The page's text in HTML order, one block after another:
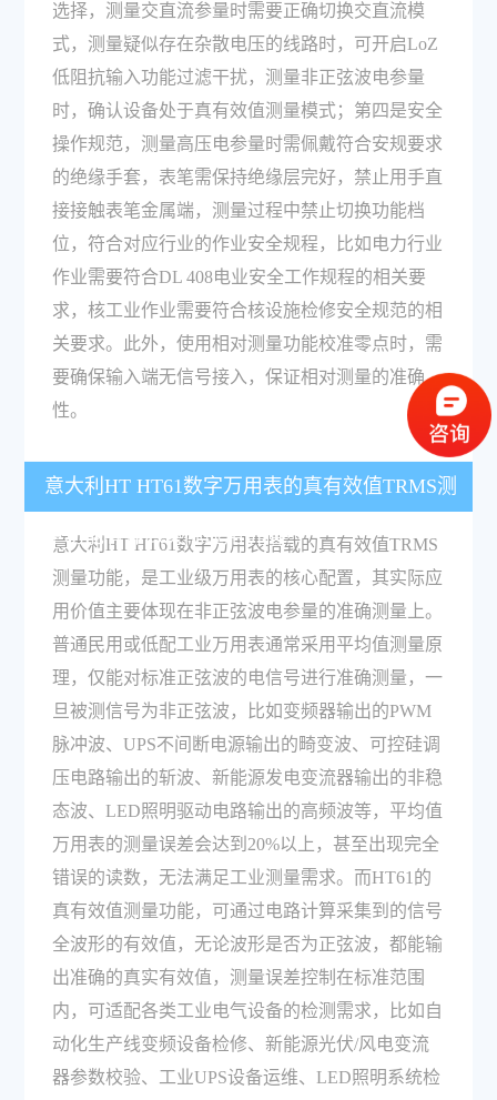
选择，测量交直流参量时需要正确切换交直流模
式，测量疑似存在杂散电压的线路时，可开启LoZ
低阻抗输入功能过滤干扰，测量非正弦波电参量
时，确认设备处于真有效值测量模式；第四是安全
操作规范，测量高压电参量时需佩戴符合安规要求
的绝缘手套，表笔需保持绝缘层完好，禁止用手直
接接触表笔金属端，测量过程中禁止切换功能档
位，符合对应行业的作业安全规程，比如电力行业
作业需要符合DL 408电业安全工作规程的相关要
求，核工业作业需要符合核设施检修安全规范的相
关要求。此外，使用相对测量功能校准零点时，需
要确保输入端无信号接入，保证相对测量的准确
性。
意大利HT HT61数字万用表的真有效值TRMS测
量功能有什么实际应用价值？
意大利HT HT61数字万用表搭载的真有效值TRMS
测量功能，是工业级万用表的核心配置，其实际应
用价值主要体现在非正弦波电参量的准确测量上。
普通民用或低配工业万用表通常采用平均值测量原
理，仅能对标准正弦波的电信号进行准确测量，一
旦被测信号为非正弦波，比如变频器输出的PWM
脉冲波、UPS不间断电源输出的畸变波、可控硅调
压电路输出的斩波、新能源发电变流器输出的非稳
态波、LED照明驱动电路输出的高频波等，平均值
万用表的测量误差会达到20%以上，甚至出现完全
错误的读数，无法满足工业测量需求。而HT61的
真有效值测量功能，可通过电路计算采集到的信号
全波形的有效值，无论波形是否为正弦波，都能输
出准确的真实有效值，测量误差控制在标准范围
内，可适配各类工业电气设备的检测需求，比如自
动化生产线变频设备检修、新能源光伏/风电变流
器参数校验、工业UPS设备运维、LED照明系统检